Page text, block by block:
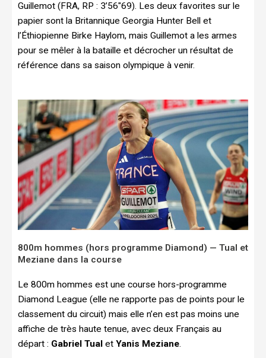
Guillemot (FRA, RP : 3’56″69). Les deux favorites sur le
papier sont la Britannique Georgia Hunter Bell et
l’Éthiopienne Birke Haylom, mais Guillemot a les armes
pour se mêler à la bataille et décrocher un résultat de
référence dans sa saison olympique à venir.
800m hommes (hors programme Diamond) — Tual et
Meziane dans la course
Le 800m hommes est une course hors-programme
Diamond League (elle ne rapporte pas de points pour le
classement du circuit) mais elle n’en est pas moins une
affiche de très haute tenue, avec deux Français au
départ : Gabriel Tual et Yanis Meziane.